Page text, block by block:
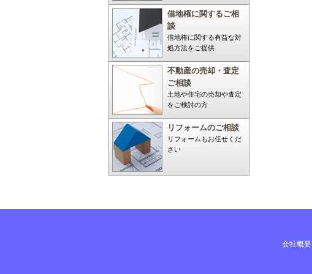
借地権に関するご相
談
借地権に関する有益な対
処方法をご提供
不動産の売却・査定
ご相談
土地や住宅の売却や査定
をご検討の方
リフォームのご相談
リフォームもお任せくだ
さい
会社概要